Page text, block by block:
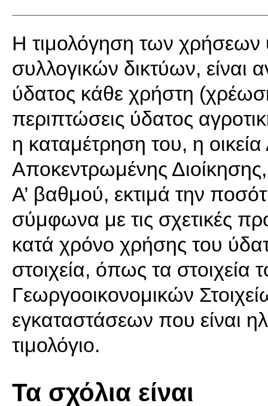
Η τιμολόγηση των
συλλογικών δικτύων, είναι
ύδατος κάθε χρήστη
περιπτώσεις ύδατος
η καταμέτρηση του, η
Αποκεντρωμένης
Α’ βαθμού, εκτιμά την
σύμφωνα με τις σχετικές
κατά χρόνο χρήσης του
στοιχεία, όπως τα στοιχεία
Γεωργοοικονομικών
εγκαταστάσεων που είναι
τιμολόγιο.
Τα σχόλια είναι